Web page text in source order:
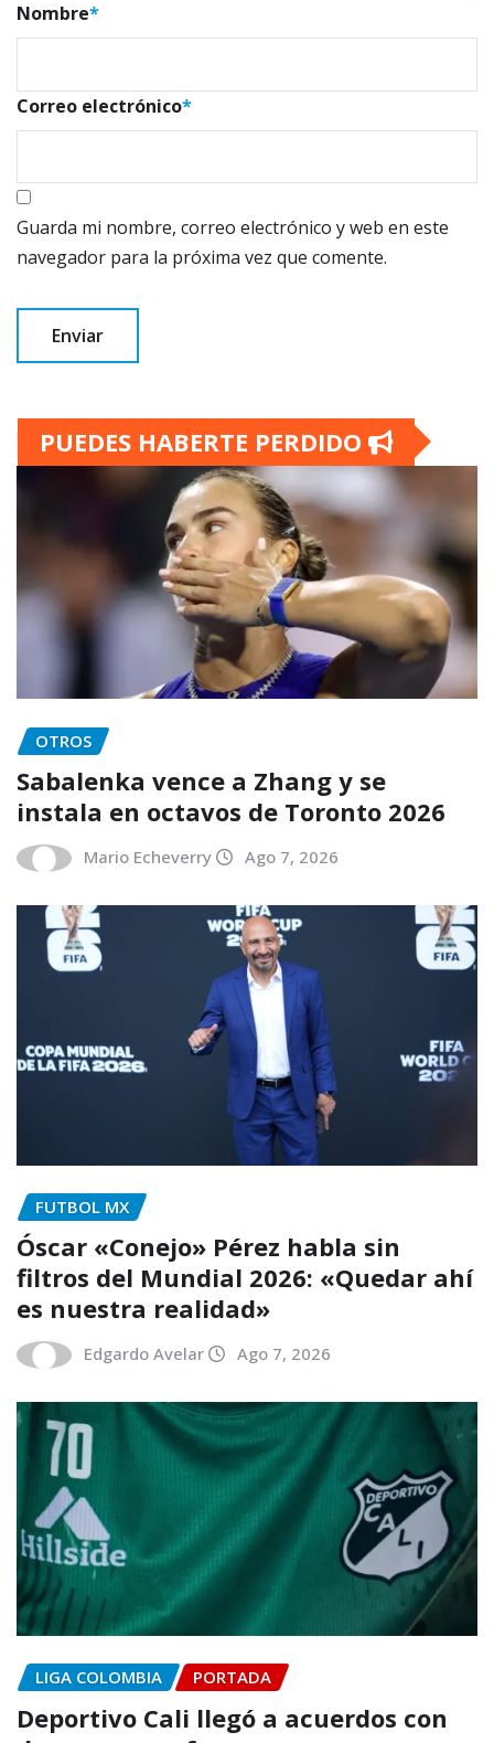
Nombre*
Correo electrónico*
Guarda mi nombre, correo electrónico y web en este
navegador para la próxima vez que comente.
PUEDES HABERTE PERDIDO
OTROS
Sabalenka vence a Zhang y se
instala en octavos de Toronto 2026
Mario Echeverry Ago 7, 2026
FUTBOL MX
Óscar «Conejo» Pérez habla sin
filtros del Mundial 2026: «Quedar ahí
es nuestra realidad»
Edgardo Avelar Ago 7, 2026
LIGA COLOMBIA PORTADA
Deportivo Cali llegó a acuerdos con